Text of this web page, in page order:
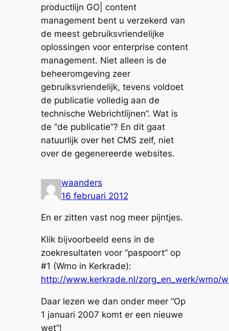
productlijn GO| content
management bent u verzekerd van
de meest gebruiksvriendelijke
oplossingen voor enterprise content
management. Niet alleen is de
beheeromgeving zeer
gebruiksvriendelijk, tevens voldoet
de publicatie volledig aan de
technische Webrichtlijnen”. Wat is
de “de publicatie”? En dit gaat
natuurlijk over het CMS zelf, niet
over de gegenereerde websites.
waanders
16 februari 2012
En er zitten vast nog meer pijntjes.
Klik bijvoorbeeld eens in de
zoekresultaten voor “paspoort” op
#1 (Wmo in Kerkrade):
http://www.kerkrade.nl/zorg_en_werk/wmo/
Daar lezen we dan onder meer “Op
1 januari 2007 komt er een nieuwe
wet”!